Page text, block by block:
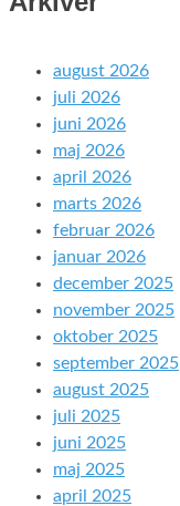
august 2026
juli 2026
juni 2026
maj 2026
april 2026
marts 2026
februar 2026
januar 2026
december 2025
november 2025
oktober 2025
september 2025
august 2025
juli 2025
juni 2025
maj 2025
april 2025